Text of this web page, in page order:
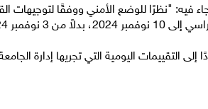
فيه: "نظرًا للوضع الأمني ووفقًا لتوجيهات
من 3 نوفمبر 2024.
إلى التقييمات اليومية التي تجريها إدارة